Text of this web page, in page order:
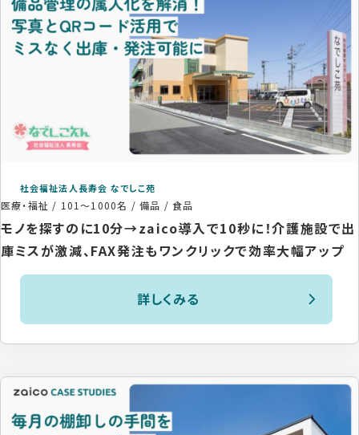
社会福祉法人長寿会 なでしこ苑
医療・福祉 / 101〜1000名 /備品 / 食品
モノを探すのに10分→zaico導入で10秒に！介護施設で出
庫ミスが激減、FAX発注もワンクリックで効率大幅アップ
詳しくみる